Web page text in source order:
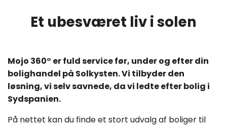
Et ubesværet liv i solen
Mojo 360° er fuld service før, under og efter din
bolighandel på Solkysten. Vi tilbyder den
løsning, vi selv savnede, da vi ledte efter bolig i
Sydspanien.
På nettet kan du finde et stort udvalg af boliger til